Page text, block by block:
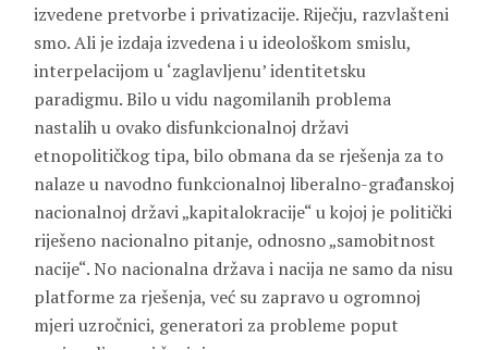
izvedene pretvorbe i privatizacije. Riječju, razvlašteni
smo. Ali je izdaja izvedena i u ideološkom smislu,
interpelacijom u ‘zaglavljenu’ identitetsku
paradigmu. Bilo u vidu nagomilanih problema
nastalih u ovako disfunkcionalnoj državi
etnopolitičkog tipa, bilo obmana da se rješenja za to
nalaze u navodno funkcionalnoj liberalno-građanskoj
nacionalnoj državi „kapitalokracije“ u kojoj je politički
riješeno nacionalno pitanje, odnosno „samobitnost
nacije“. No nacionalna država i nacija ne samo da nisu
platforme za rješenja, već su zapravo u ogromnoj
mjeri uzročnici, generatori za probleme poput